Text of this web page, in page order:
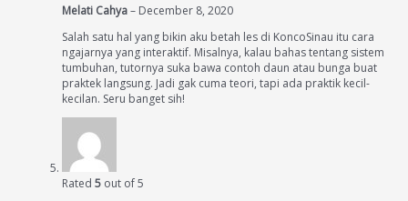
Melati Cahya– December 8, 2020
Salah satu hal yang bikin aku betah les di KoncoSinau itu cara
ngajarnya yang interaktif. Misalnya, kalau bahas tentang sistem
tumbuhan, tutornya suka bawa contoh daun atau bunga buat
praktek langsung. Jadi gak cuma teori, tapi ada praktik kecil-
kecilan. Seru banget sih!
Rated 5 out of 5